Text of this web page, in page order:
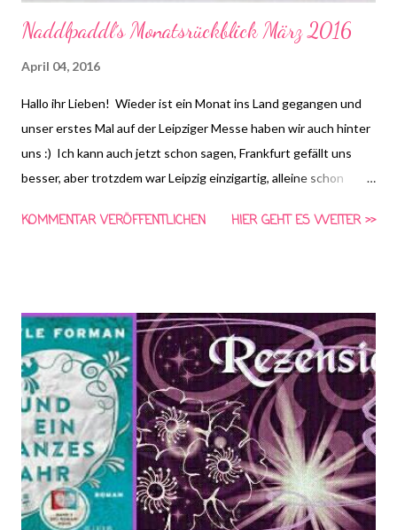
Naddlpaddl´s Monatsrückblick März 2016
April 04, 2016
Hallo ihr Lieben! Wieder ist ein Monat ins Land gegangen und
unser erstes Mal auf der Leipziger Messe haben wir auch hinter
uns :) Ich kann auch jetzt schon sagen, Frankfurt gefällt uns
besser, aber trotzdem war Leipzig einzigartig, alleine schon
dann aber erst in den Messeberichten, die noch folgen werden
Lauf und bin wirklich begeistert von mir selber. Aber nicht nur
das, ich habe es tatsächlich geschafft für mich selbst mal eine
Liste meiner Reihen anzufertigen. Für diejenigen unter euch, die
sich dafür interessieren gelangt ihr hier zu meinem Beitrag:
*klick* Aber auch mein Regal zu Hause habe ich wieder auf
Vordermann gebracht und einiges aussortiert, unter anderem
so richtige Sub Leichen, die ich nie n...
KOMMENTAR VERÖFFENTLICHEN HIER GEHT ES WEITER >>